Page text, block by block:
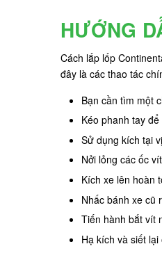
HƯỚNG
Cách lắp lốp
đây là các thao tác
Bạn cần tìm một
Kéo phanh tay
Sử dụng kích tại
Nởi lỏng các ốc
Kích xe lên hoàn
Nhấc bánh xe cũ
Tiến hành bắt vít
Hạ kích và siết